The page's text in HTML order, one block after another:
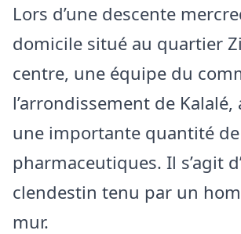
Lors d’une descente
domicile situé au quartier
centre, une équipe du
l’arrondissement de
une importante quantité
pharmaceutiques. Il s’agit
clendestin tenu par un
mur.